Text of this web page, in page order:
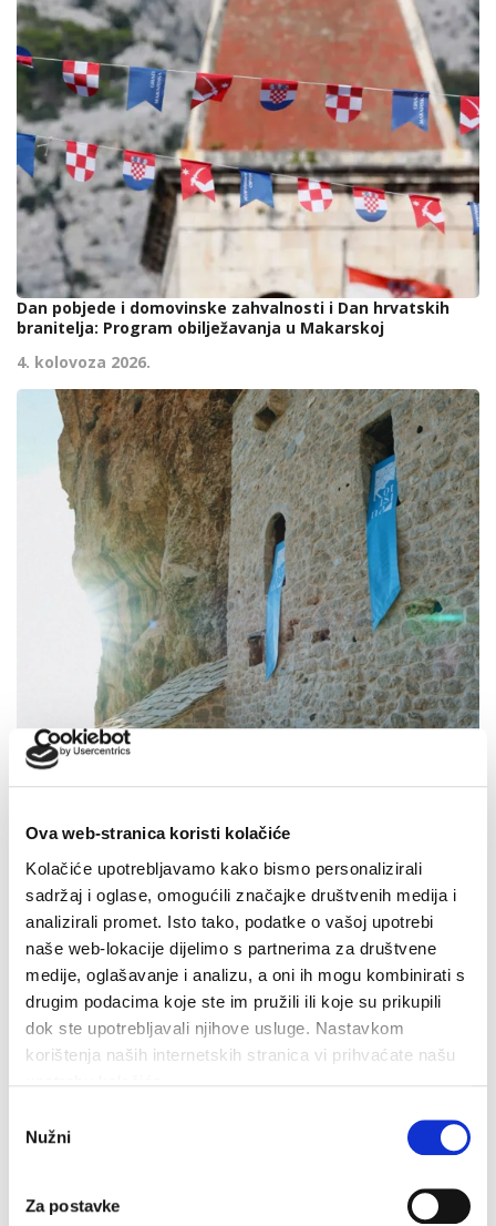
Ova web-stranica koristi kolačiće
Kolačiće upotrebljavamo kako bismo personalizirali
sadržaj i oglase, omogućili značajke društvenih medija i
analizirali promet. Isto tako, podatke o vašoj upotrebi
naše web-lokacije dijelimo s partnerima za društvene
medije, oglašavanje i analizu, a oni ih mogu kombinirati s
drugim podacima koje ste im pružili ili koje su prikupili
dok ste upotrebljavali njihove usluge. Nastavkom
korištenja naših internetskih stranica vi prihvaćate našu
pristanka
Nužni
Za postavke
Dan pobjede i domovinske zahvalnosti i Dan hrvatskih
branitelja: Program obilježavanja u Makarskoj
4. kolovoza 2026.
U petak 7. kolovoza besplatan ulaz u Veliki Kaštel u
Kotišini
4. kolovoza 2026.